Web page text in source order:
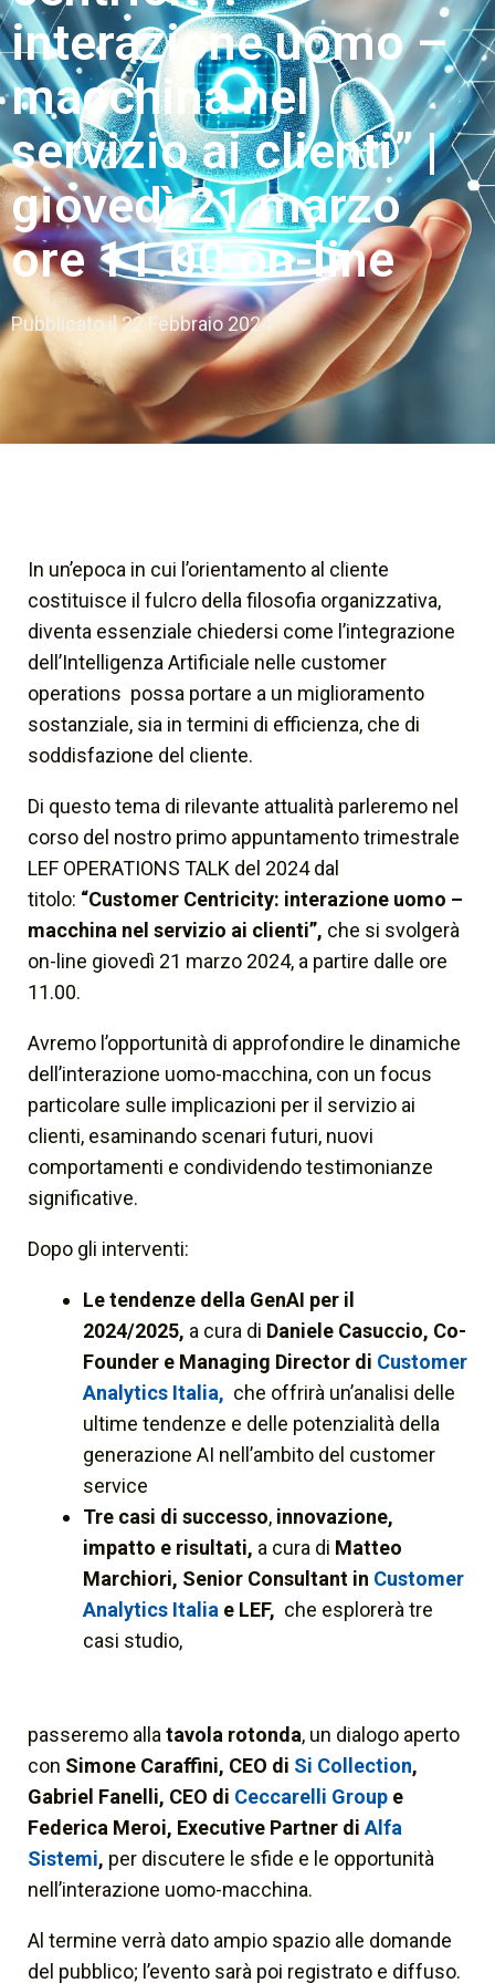
interazione uomo –
macchina nel
servizio ai clienti” |
giovedì 21 marzo
ore 11.00 on-line
Pubblicato il22 Febbraio 2024
In un’epoca in cui l’orientamento al cliente
costituisce il fulcro della filosofia organizzativa,
diventa essenziale chiedersi come l’integrazione
dell’Intelligenza Artificiale nelle customer
operations possa portare a un miglioramento
sostanziale, sia in termini di efficienza, che di
soddisfazione del cliente.
Di questo tema di rilevante attualità parleremo nel
corso del nostro primo appuntamento trimestrale
LEF OPERATIONS TALK del 2024 dal
titolo: “Customer Centricity: interazione uomo –
macchina nel servizio ai clienti”, che si svolgerà
on-line giovedì 21 marzo 2024, a partire dalle ore
11.00.
Avremo l’opportunità di approfondire le dinamiche
dell’interazione uomo-macchina, con un focus
particolare sulle implicazioni per il servizio ai
clienti, esaminando scenari futuri, nuovi
comportamenti e condividendo testimonianze
significative.
Dopo gli interventi:
Le tendenze della GenAI per il
2024/2025, a cura di Daniele Casuccio, Co-
Founder e Managing Director di Customer
Analytics Italia, che offrirà un’analisi delle
ultime tendenze e delle potenzialità della
generazione AI nell’ambito del customer
service
Tre casi di successo, innovazione,
impatto e risultati, a cura di Matteo
Marchiori, Senior Consultant in Customer
Analytics Italia e LEF, che esplorerà tre
casi studio,
passeremo alla tavola rotonda, un dialogo aperto
con Simone Caraffini, CEO di Si Collection,
Gabriel Fanelli, CEO di Ceccarelli Group e
Federica Meroi, Executive Partner di Alfa
Sistemi, per discutere le sfide e le opportunità
nell’interazione uomo-macchina.
Al termine verrà dato ampio spazio alle domande
del pubblico; l’evento sarà poi registrato e diffuso.